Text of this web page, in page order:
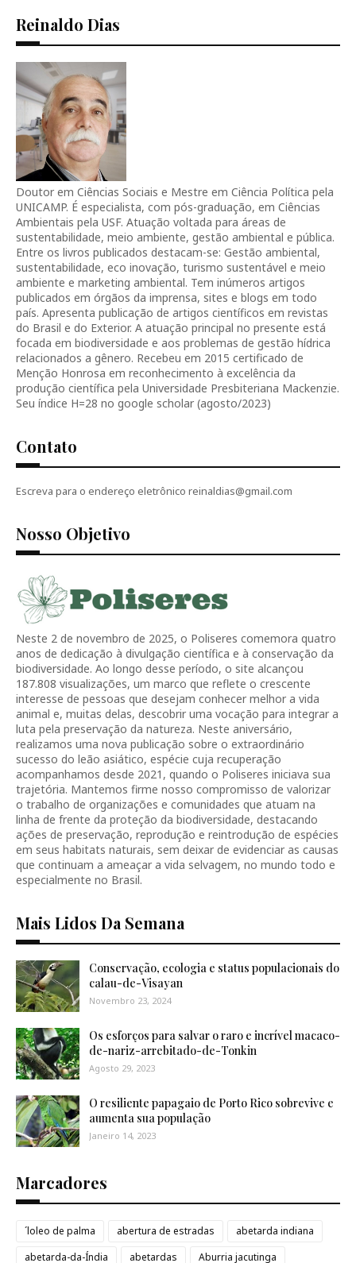
Reinaldo Dias
Doutor em Ciências Sociais e Mestre em Ciência Política pela
UNICAMP. É especialista, com pós-graduação, em Ciências
Ambientais pela USF. Atuação voltada para áreas de
sustentabilidade, meio ambiente, gestão ambiental e pública.
Entre os livros publicados destacam-se: Gestão ambiental,
sustentabilidade, eco inovação, turismo sustentável e meio
ambiente e marketing ambiental. Tem inúmeros artigos
publicados em órgãos da imprensa, sites e blogs em todo
país. Apresenta publicação de artigos científicos em revistas
do Brasil e do Exterior. A atuação principal no presente está
focada em biodiversidade e aos problemas de gestão hídrica
relacionados a gênero. Recebeu em 2015 certificado de
Menção Honrosa em reconhecimento à excelência da
produção científica pela Universidade Presbiteriana Mackenzie.
Seu índice H=28 no google scholar (agosto/2023)
Contato
Escreva para o endereço eletrônico reinaldias@gmail.com
Nosso Objetivo
Neste 2 de novembro de 2025, o Poliseres comemora quatro
anos de dedicação à divulgação científica e à conservação da
biodiversidade. Ao longo desse período, o site alcançou
187.808 visualizações, um marco que reflete o crescente
interesse de pessoas que desejam conhecer melhor a vida
animal e, muitas delas, descobrir uma vocação para integrar a
luta pela preservação da natureza. Neste aniversário,
realizamos uma nova publicação sobre o extraordinário
sucesso do leão asiático, espécie cuja recuperação
acompanhamos desde 2021, quando o Poliseres iniciava sua
trajetória. Mantemos firme nosso compromisso de valorizar
o trabalho de organizações e comunidades que atuam na
linha de frente da proteção da biodiversidade, destacando
ações de preservação, reprodução e reintrodução de espécies
em seus habitats naturais, sem deixar de evidenciar as causas
que continuam a ameaçar a vida selvagem, no mundo todo e
especialmente no Brasil.
Mais Lidos Da Semana
Conservação, ecologia e status populacionais do
calau-de-Visayan
Novembro 23, 2024
Os esforços para salvar o raro e incrível macaco-
de-nariz-arrebitado-de-Tonkin
Agosto 29, 2023
O resiliente papagaio de Porto Rico sobrevive e
aumenta sua população
Janeiro 14, 2023
Marcadores
´loleo de palma abertura de estradas
abetarda indiana
abetarda-da-Índia
abetardas Aburria jacutinga